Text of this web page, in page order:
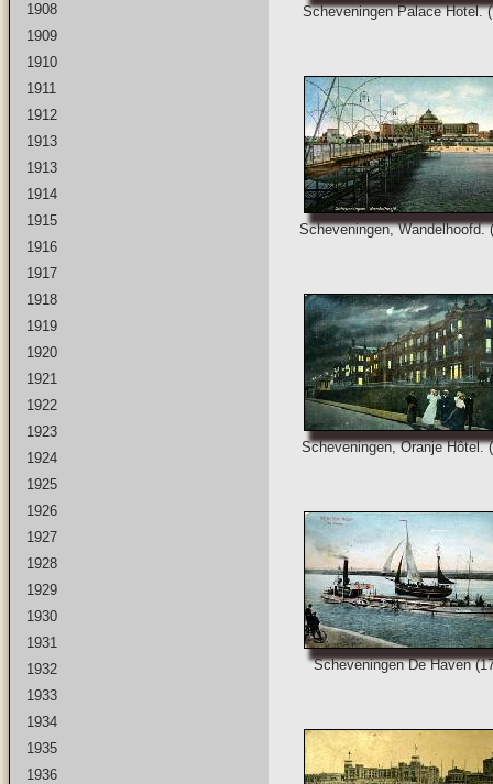
1908
1909
1910
1911
1912
1913
1913
1914
1915
1916
1917
1918
1919
1920
1921
1922
1923
1924
1925
1926
1927
1928
1929
1930
1931
1932
1933
1934
1935
1936
Scheveningen Palace Hotel.
Scheveningen, Wandelhoofd.
Scheveningen, Oranje Hôtel.
Scheveningen De Haven